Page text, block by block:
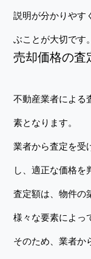
説明が分かりやす
ぶことが大切です。
売却価格の査
不動産業者による
素となります。
業者から査定を受
し、適正な価格を
査定額は、物件の
様々な要素によっ
そのため、業者か